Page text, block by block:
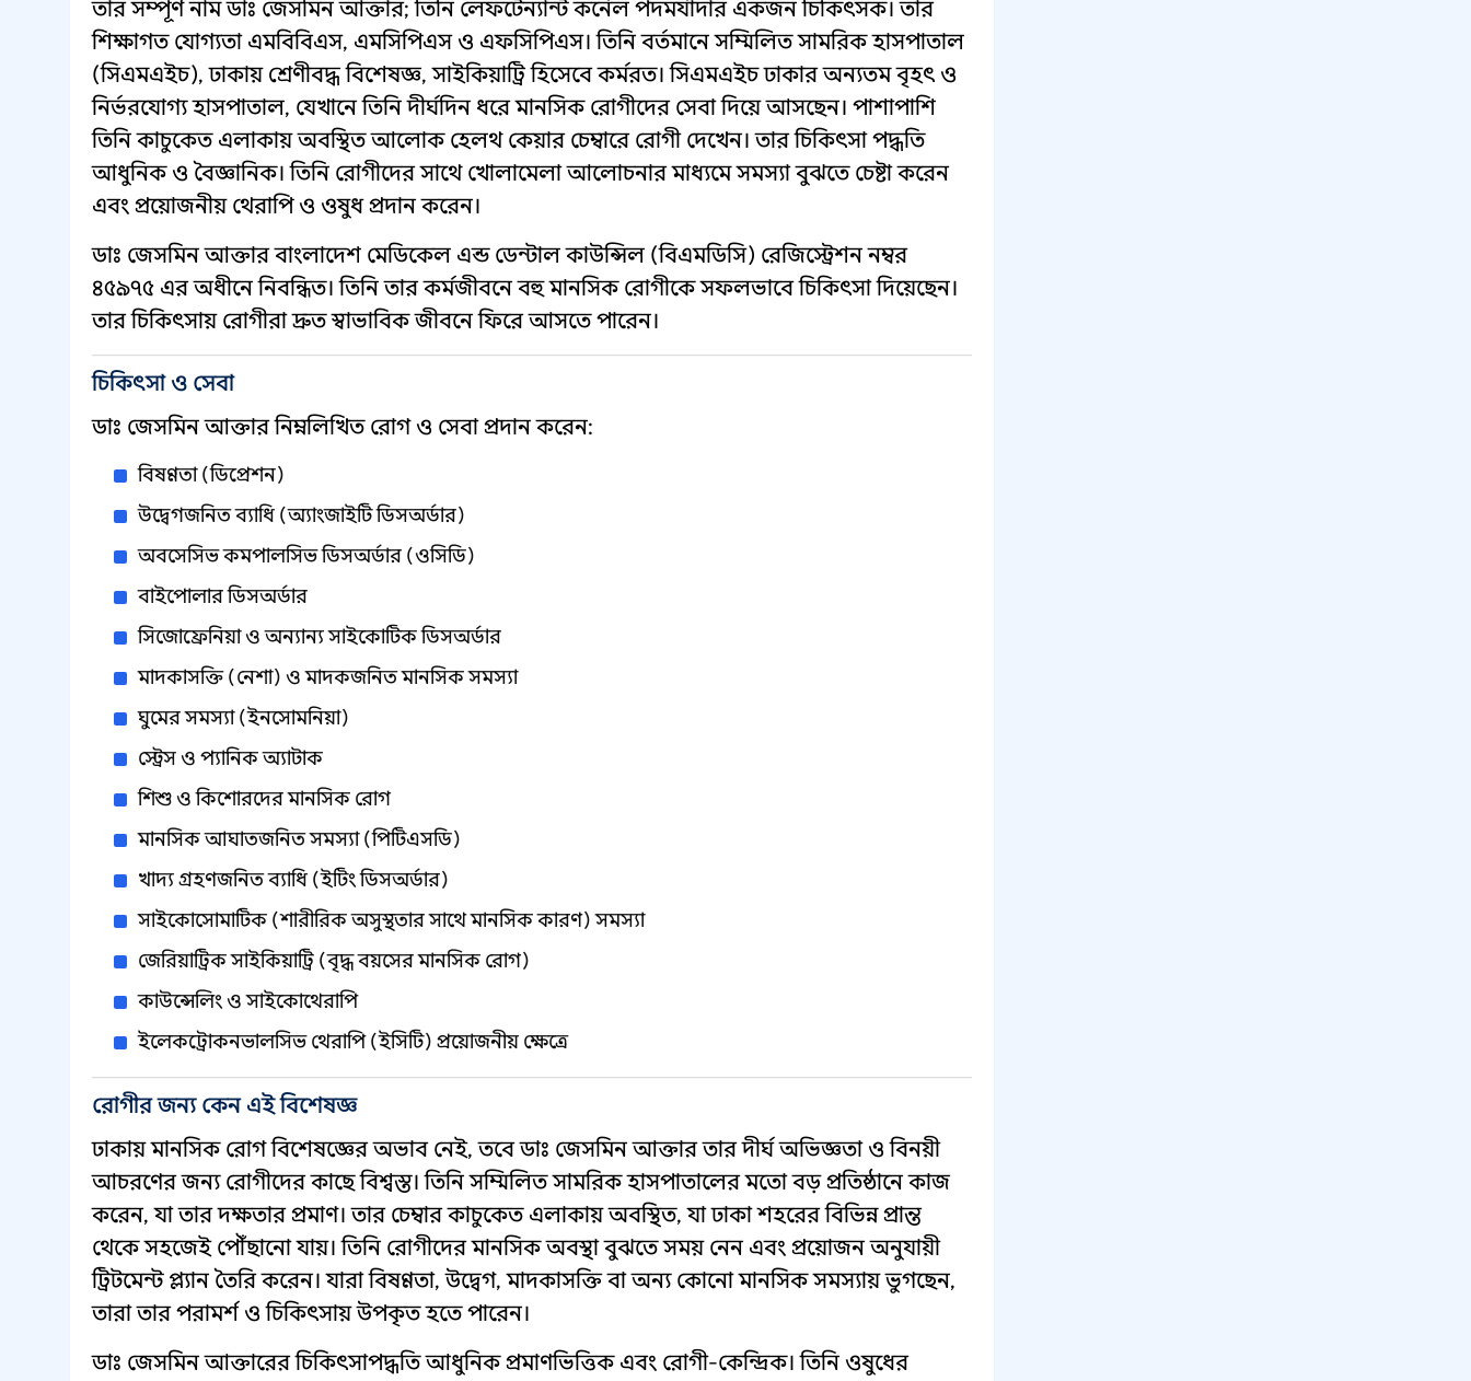
তার সম্পূর্ণ নাম ডাঃ জেসমিন আক্তার; তিনি লেফটেন্যান্ট কর্নেল পদমর্যাদার একজন চিকিৎসক। তার
শিক্ষাগত যোগ্যতা এমবিবিএস, এমসিপিএস ও এফসিপিএস। তিনি বর্তমানে সম্মিলিত সামরিক হাসপাতাল
(সিএমএইচ), ঢাকায় শ্রেণীবদ্ধ বিশেষজ্ঞ, সাইকিয়াট্রি হিসেবে কর্মরত। সিএমএইচ ঢাকার অন্যতম বৃহৎ ও
নির্ভরযোগ্য হাসপাতাল, যেখানে তিনি দীর্ঘদিন ধরে মানসিক রোগীদের সেবা দিয়ে আসছেন। পাশাপাশি
তিনি কাচুকেত এলাকায় অবস্থিত আলোক হেলথ কেয়ার চেম্বারে রোগী দেখেন। তার চিকিৎসা পদ্ধতি
আধুনিক ও বৈজ্ঞানিক। তিনি রোগীদের সাথে খোলামেলা আলোচনার মাধ্যমে সমস্যা বুঝতে চেষ্টা করেন
এবং প্রয়োজনীয় থেরাপি ও ওষুধ প্রদান করেন।
ডাঃ জেসমিন আক্তার বাংলাদেশ মেডিকেল এন্ড ডেন্টাল কাউন্সিল (বিএমডিসি) রেজিস্ট্রেশন নম্বর
৪৫৯৭৫ এর অধীনে নিবন্ধিত। তিনি তার কর্মজীবনে বহু মানসিক রোগীকে সফলভাবে চিকিৎসা দিয়েছেন।
তার চিকিৎসায় রোগীরা দ্রুত স্বাভাবিক জীবনে ফিরে আসতে পারেন।
চিকিৎসা ও সেবা
ডাঃ জেসমিন আক্তার নিম্নলিখিত রোগ ও সেবা প্রদান করেন:
বিষণ্ণতা (ডিপ্রেশন)
উদ্বেগজনিত ব্যাধি (অ্যাংজাইটি ডিসঅর্ডার)
অবসেসিভ কমপালসিভ ডিসঅর্ডার (ওসিডি)
বাইপোলার ডিসঅর্ডার
সিজোফ্রেনিয়া ও অন্যান্য সাইকোটিক ডিসঅর্ডার
মাদকাসক্তি (নেশা) ও মাদকজনিত মানসিক সমস্যা
ঘুমের সমস্যা (ইনসোমনিয়া)
স্ট্রেস ও প্যানিক অ্যাটাক
শিশু ও কিশোরদের মানসিক রোগ
মানসিক আঘাতজনিত সমস্যা (পিটিএসডি)
খাদ্য গ্রহণজনিত ব্যাধি (ইটিং ডিসঅর্ডার)
সাইকোসোমাটিক (শারীরিক অসুস্থতার সাথে মানসিক কারণ) সমস্যা
জেরিয়াট্রিক সাইকিয়াট্রি (বৃদ্ধ বয়সের মানসিক রোগ)
কাউন্সেলিং ও সাইকোথেরাপি
ইলেকট্রোকনভালসিভ থেরাপি (ইসিটি) প্রয়োজনীয় ক্ষেত্রে
রোগীর জন্য কেন এই বিশেষজ্ঞ
ঢাকায় মানসিক রোগ বিশেষজ্ঞের অভাব নেই, তবে ডাঃ জেসমিন আক্তার তার দীর্ঘ অভিজ্ঞতা ও বিনয়ী
আচরণের জন্য রোগীদের কাছে বিশ্বস্ত। তিনি সম্মিলিত সামরিক হাসপাতালের মতো বড় প্রতিষ্ঠানে কাজ
করেন, যা তার দক্ষতার প্রমাণ। তার চেম্বার কাচুকেত এলাকায় অবস্থিত, যা ঢাকা শহরের বিভিন্ন প্রান্ত
থেকে সহজেই পৌঁছানো যায়। তিনি রোগীদের মানসিক অবস্থা বুঝতে সময় নেন এবং প্রয়োজন অনুযায়ী
ট্রিটমেন্ট প্ল্যান তৈরি করেন। যারা বিষণ্ণতা, উদ্বেগ, মাদকাসক্তি বা অন্য কোনো মানসিক সমস্যায় ভুগছেন,
তারা তার পরামর্শ ও চিকিৎসায় উপকৃত হতে পারেন।
ডাঃ জেসমিন আক্তারের চিকিৎসাপদ্ধতি আধুনিক প্রমাণভিত্তিক এবং রোগী-কেন্দ্রিক। তিনি ওষুধের